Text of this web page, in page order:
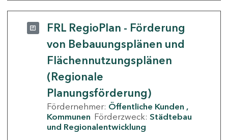
FRL RegioPlan - Förderung
von Bebauungsplänen und
Flächennutzungsplänen
(Regionale
Planungsförderung)
Fördernehmer: Öffentliche Kunden
Kommunen Förderzweck: Städtebau
und Regionalentwicklung